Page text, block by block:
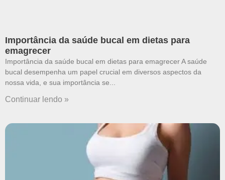
Importância da saúde bucal em dietas para
emagrecer
Importância da saúde bucal em dietas para emagrecer A saúde
bucal desempenha um papel crucial em diversos aspectos da
nossa vida, e sua importância se
Continuar lendo »